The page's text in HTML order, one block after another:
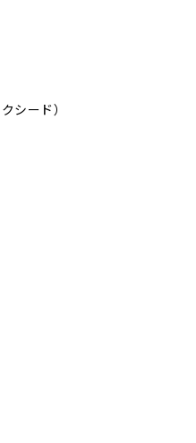
シード）